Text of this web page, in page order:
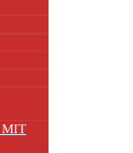
MIT